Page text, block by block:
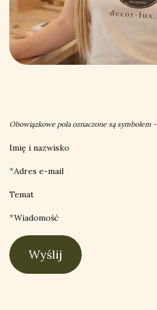
Obowiązkowe pola oznaczone są symbolem -
Imię i nazwisko
*Adres e-mail
Temat
*Wiadomość
Wyślij